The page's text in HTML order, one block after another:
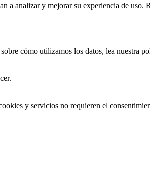
a analizar y mejorar su experiencia de uso.
cómo utilizamos los datos, lea nuestra
y servicios no requieren el